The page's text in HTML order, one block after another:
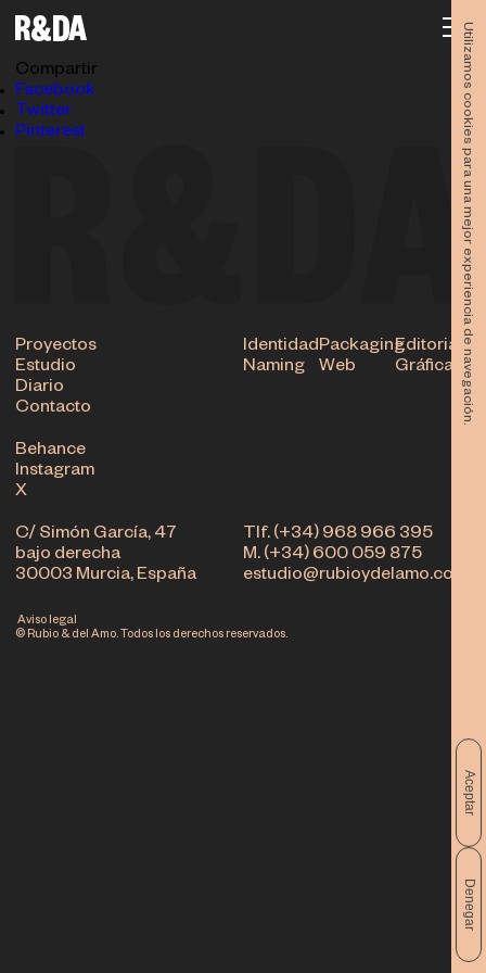
Utilizamos cookies para una mejor experiencia de navegación.
Aceptar
Denegar
09.05.2022
Compartir
Facebook
Twitter
Pinterest
Tlf. (+34) 968 966 395
M. (+34) 600 059 875
estudio@rubioydelamo.com
C/ Simón García, 47
bajo derecha
30003 Murcia, España
Proyectos
Estudio
Diario
Contacto
IdentidadPackagingEditorial
Naming
Web Gráfica
Behance
Instagram
X
© Rubio & del Amo. Todos los derechos reservados.
Aviso legal